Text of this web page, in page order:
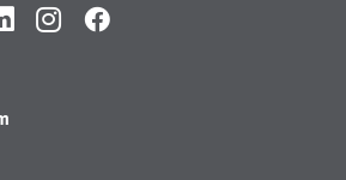
LinkedInInstagramFacebook